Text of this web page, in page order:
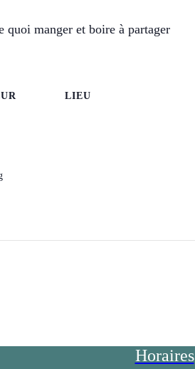
quoi manger et boire à partager
LIEU
Horaires